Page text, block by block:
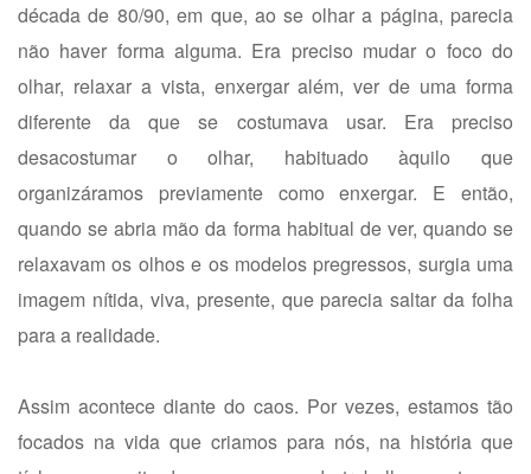
década de 80/90, em que, ao se olhar a página, parecia
não haver forma alguma. Era preciso mudar o foco do
olhar, relaxar a vista, enxergar além, ver de uma forma
diferente da que se costumava usar. Era preciso
desacostumar o olhar, habituado àquilo que
organizáramos previamente como enxergar. E então,
quando se abria mão da forma habitual de ver, quando se
relaxavam os olhos e os modelos pregressos, surgia uma
imagem nítida, viva, presente, que parecia saltar da folha
para a realidade.
Assim acontece diante do caos. Por vezes, estamos tão
focados na vida que criamos para nós, na história que